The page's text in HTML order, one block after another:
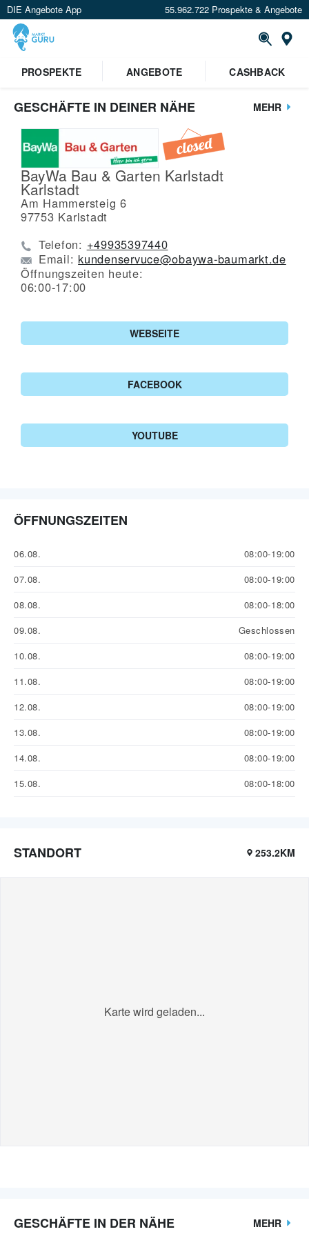
DIE Angebote App 55.962.722 Prospekte & Angebote
PROSPEKTE
ANGEBOTE CASHBACK
GESCHÄFTE IN DEINER NÄHE MEHR
BayWa Bau & Garten Karlstadt
Karlstadt
Am Hammersteig 6
97753 Karlstadt
Telefon: +49935397440
Email: kundenservuce@obaywa-baumarkt.de
Öffnungszeiten heute:
06:00-17:00
WEBSEITE
FACEBOOK
YOUTUBE
ÖFFNUNGSZEITEN
06.08.
08:00-19:00
07.08.
08:00-19:00
08.08.
08:00-18:00
09.08.
Geschlossen
10.08.
08:00-19:00
11.08.
08:00-19:00
12.08.
08:00-19:00
13.08.
08:00-19:00
14.08.
08:00-19:00
15.08.
08:00-18:00
STANDORT 253.2KM
Karte wird geladen...
GESCHÄFTE IN DER NÄHE MEHR